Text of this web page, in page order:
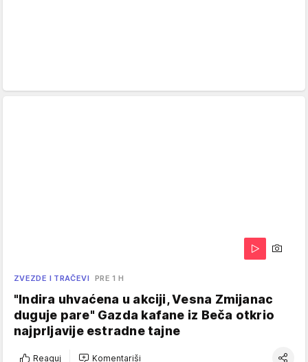
ZVEZDE I TRAČEVI PRE 1 H
"Indira uhvaćena u akciji, Vesna Zmijanac
duguje pare" Gazda kafane iz Beča otkrio
najprljavije estradne tajne
Reaguj Komentariši